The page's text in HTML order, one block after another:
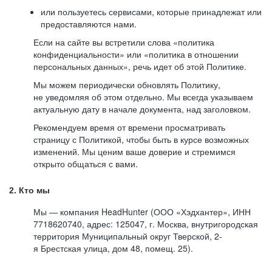
или пользуетесь сервисами, которые принадлежат или
предоставляются нами.
Если на сайте вы встретили слова «политика
конфиденциальности» или «политика в отношении
персональных данных», речь идет об этой Политике.
Мы можем периодически обновлять Политику,
не уведомляя об этом отдельно. Мы всегда указываем
актуальную дату в начале документа, над заголовком.
Рекомендуем время от времени просматривать
страницу с Политикой, чтобы быть в курсе возможных
изменений. Мы ценим ваше доверие и стремимся
открыто общаться с вами.
2. Кто мы
Мы — компания HeadHunter (ООО «Хэдхантер», ИНН
7718620740, адрес: 125047, г. Москва, внутригородская
территория Муниципальный округ Тверской, 2-
я Брестская улица, дом 48, помещ. 25).